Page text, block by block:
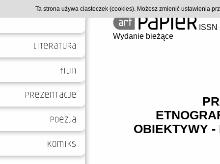
Wydanie bieżące
OBIEKTYWY
Ta strona używa ciasteczek (cookies). Możesz zmienić ustawienia